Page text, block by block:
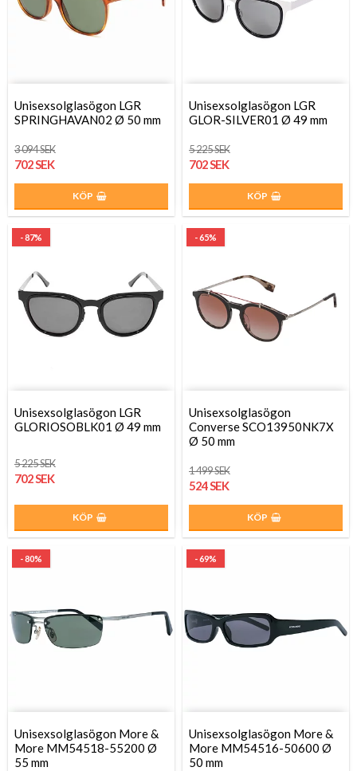
Unisexsolglasögon LGR
SPRINGHAVAN02 Ø 50 mm
3 094 SEK
702 SEK
KÖP
Unisexsolglasögon LGR
GLOR-SILVER01 Ø 49 mm
5 225 SEK
702 SEK
KÖP
- 87%
Unisexsolglasögon LGR
GLORIOSOBLK01 Ø 49 mm
5 225 SEK
702 SEK
KÖP
- 65%
Unisexsolglasögon
Converse SCO13950NK7X
Ø 50 mm
1 499 SEK
524 SEK
KÖP
- 80%
Unisexsolglasögon More &
More MM54518-55200 Ø
55 mm
- 69%
Unisexsolglasögon More &
More MM54516-50600 Ø
50 mm